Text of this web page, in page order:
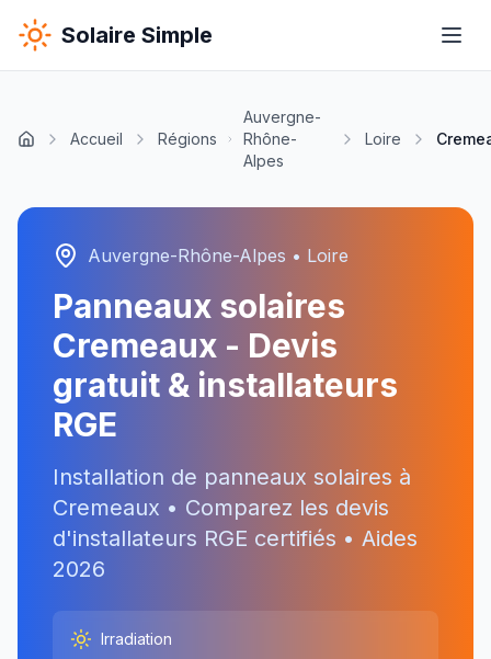
Solaire Simple
Accueil Régions
Auvergne-
Rhône-
Alpes
Loire
Auvergne-Rhône-Alpes • Loire
Panneaux solaires
Cremeaux - Devis
gratuit & installateurs
RGE
Installation de panneaux solaires à
Cremeaux • Comparez les devis
d'installateurs RGE certifiés • Aides
2026
Irradiation